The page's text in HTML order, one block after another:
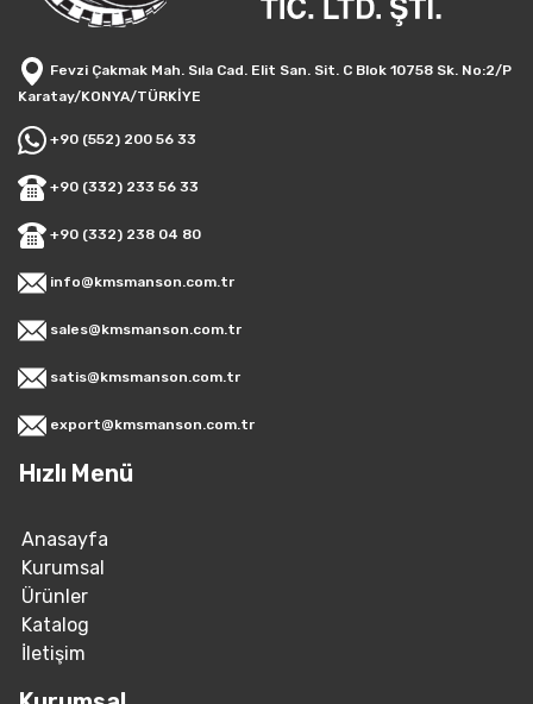
Fevzi Çakmak Mah. Sıla Cad. Elit San. Sit. C Blok 10758 Sk. No:2/P
Karatay/KONYA/TÜRKİYE
+90 (552) 200 56 33
+90 (332) 233 56 33
+90 (332) 238 04 80
info@kmsmanson.com.tr
sales@kmsmanson.com.tr
satis@kmsmanson.com.tr
export@kmsmanson.com.tr
Hızlı Menü
Anasayfa
Kurumsal
Ürünler
Katalog
İletişim